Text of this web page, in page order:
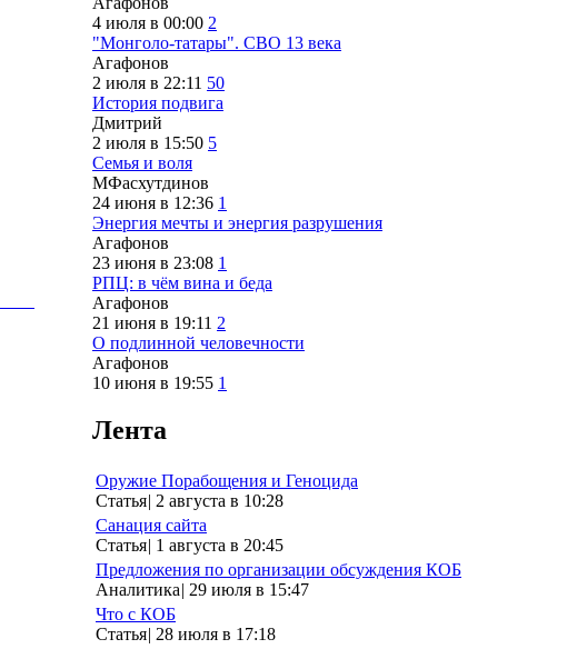
4 июля в 00:00 2
"Монголо-татары". СВО 13 века
Агафонов
2 июля в 22:11 50
История подвига
Дмитрий
2 июля в 15:50 5
Семья и воля
МФасхутдинов
24 июня в 12:36 1
Энергия мечты и энергия разрушения
Агафонов
23 июня в 23:08 1
РПЦ: в чём вина и беда
Агафонов
21 июня в 19:11 2
О подлинной человечности
Агафонов
10 июня в 19:55 1
Лента
Оружие Порабощения и Геноцида
Статья| 2 августа в 10:28
Санация сайта
Статья| 1 августа в 20:45
Предложения по организации обсуждения КОБ
Аналитика| 29 июля в 15:47
Что с КОБ
Статья| 28 июля в 17:18